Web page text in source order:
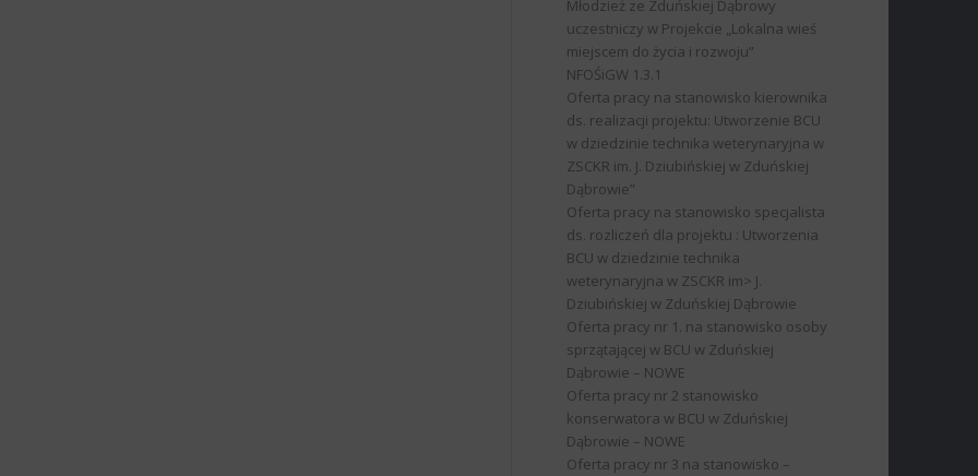
Młodzież ze Zduńskiej Dąbrowy
uczestniczy w Projekcie „Lokalna wieś
miejscem do życia i rozwoju”
NFOŚiGW 1.3.1
Oferta pracy na stanowisko kierownika
ds. realizacji projektu: Utworzenie BCU
w dziedzinie technika weterynaryjna w
ZSCKR im. J. Dziubińskiej w Zduńskiej
Dąbrowie”
Oferta pracy na stanowisko specjalista
ds. rozliczeń dla projektu : Utworzenia
BCU w dziedzinie technika
weterynaryjna w ZSCKR im> J.
Dziubińskiej w Zduńskiej Dąbrowie
Oferta pracy nr 1. na stanowisko osoby
sprzątającej w BCU w Zduńskiej
Dąbrowie – NOWE
Oferta pracy nr 2 stanowisko
konserwatora w BCU w Zduńskiej
Dąbrowie – NOWE
Oferta pracy nr 3 na stanowisko –